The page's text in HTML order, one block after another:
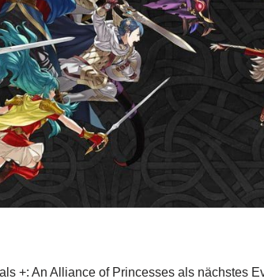
+: An Alliance of Princesses als nächstes